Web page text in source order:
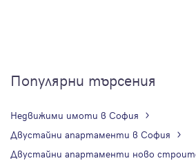
Популярни търсения
Недвижими имоти в София
Двустайни апартаменти в София
Двустайни апартаменти ново